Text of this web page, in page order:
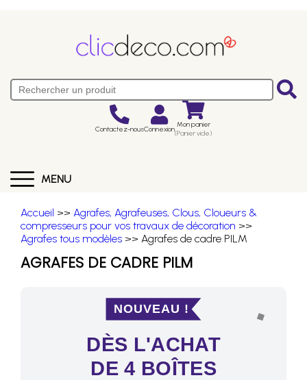
Contactez-nousConnexion Mon panier
(Panier vide)
MENU
Accueil >> Agrafes, Agrafeuses, Clous, Cloueurs &
compresseurs pour vos travaux de décoration >>
Agrafes tous modèles >> Agrafes de cadre PILM
AGRAFES DE CADRE PILM
NOUVEAU !
DÈS L'ACHAT
DE 4 BOÎTES